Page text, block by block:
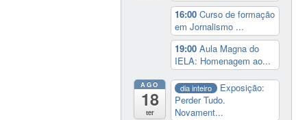
16:00Curso de formação
em Jornalismo ...
19:00Aula Magna do
IELA: Homenagem ao...
AGO
18
ter
dia inteiro
Exposição:
Perder Tudo.
Novament...